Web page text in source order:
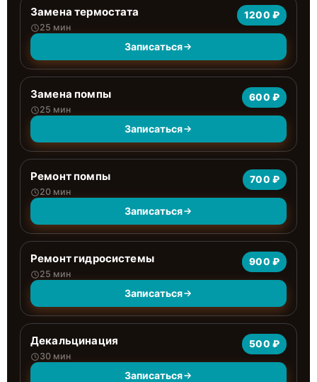
Замена термостата
25 мин
1200 ₽
Записаться
Замена помпы
25 мин
600 ₽
Записаться
Ремонт помпы
20 мин
700 ₽
Записаться
Ремонт гидросистемы
25 мин
900 ₽
Записаться
Декальцинация
30 мин
500 ₽
Записаться